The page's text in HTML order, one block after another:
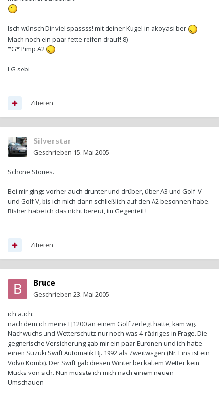
Isch wünsch Dir viel spassss! mit deiner Kugel in akoyasilber
Mach noch ein paar fette reifen drauf! 8)
*G* Pimp A2
LG sebi
Zitieren
Silverstar
Geschrieben 15. Mai 2005
Schöne Stories.
Bei mir gings vorher auch drunter und drüber, über A3 und Golf IV
und Golf V, bis ich mich dann schließlich auf den A2 besonnen habe.
Bisher habe ich das nicht bereut, im Gegenteil !
Zitieren
Bruce
Geschrieben 23. Mai 2005
ich auch:
nach dem ich meine FJ1200 an einem Golf zerlegt hatte, kam wg.
Nachwuchs und Wetterschutz nur noch was 4-rädriges in Frage. Die
gegnerische Versicherung gab mir ein paar Euronen und ich hatte
einen Suzuki Swift Automatik Bj. 1992 als Zweitwagen (Nr. Eins ist ein
Volvo Kombi). Der Swift gab diesen Winter bei kaltem Wetter kein
Mucks von sich. Nun musste ich mich nach einem neuen
Umschauen.